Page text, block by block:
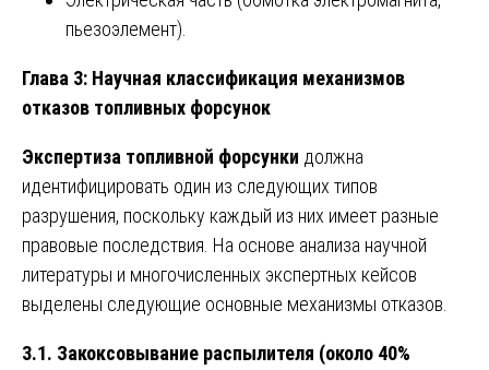
пьезоэлемент).
Глава 3: Научная классификация механизмов
отказов топливных форсунок
Экспертиза топливной форсунки должна
идентифицировать один из следующих типов
разрушения, поскольку каждый из них имеет разные
правовые последствия. На основе анализа научной
литературы и многочисленных экспертных кейсов
выделены следующие основные механизмы отказов.
3.1. Закоксовывание распылителя (около 40%